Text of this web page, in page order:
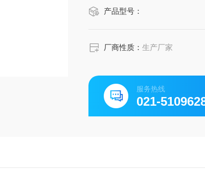
产品型号：
厂商性质：生产厂家
服务热线
021-